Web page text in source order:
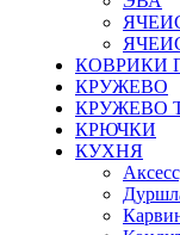
КОВРИКИ
КРУЖЕВО
КРУЖЕВО
КРЮЧКИ
КУХНЯ